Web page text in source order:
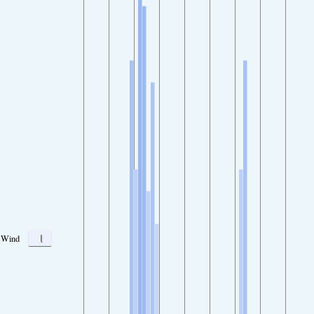
Wind 1